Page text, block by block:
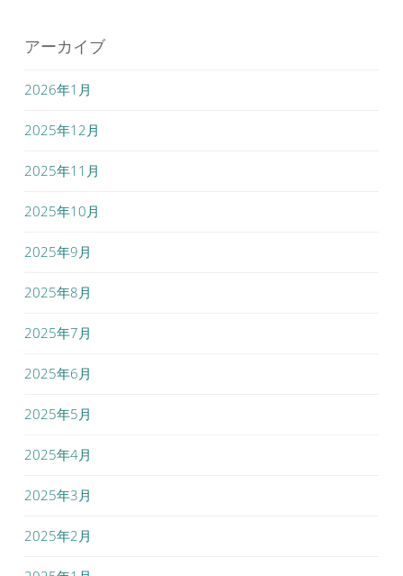
アーカイブ
2026年1月
2025年12月
2025年11月
2025年10月
2025年9月
2025年8月
2025年7月
2025年6月
2025年5月
2025年4月
2025年3月
2025年2月